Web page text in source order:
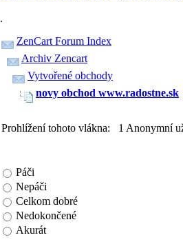
.
ZenCart Forum Index
Archiv Zencart
Vytvořené obchody
novy obchod www.radostne.sk
Prohlížení tohoto vlákna: 1 Anonymní
Páči
Nepáči
Celkom dobré
Nedokončené
Akurát